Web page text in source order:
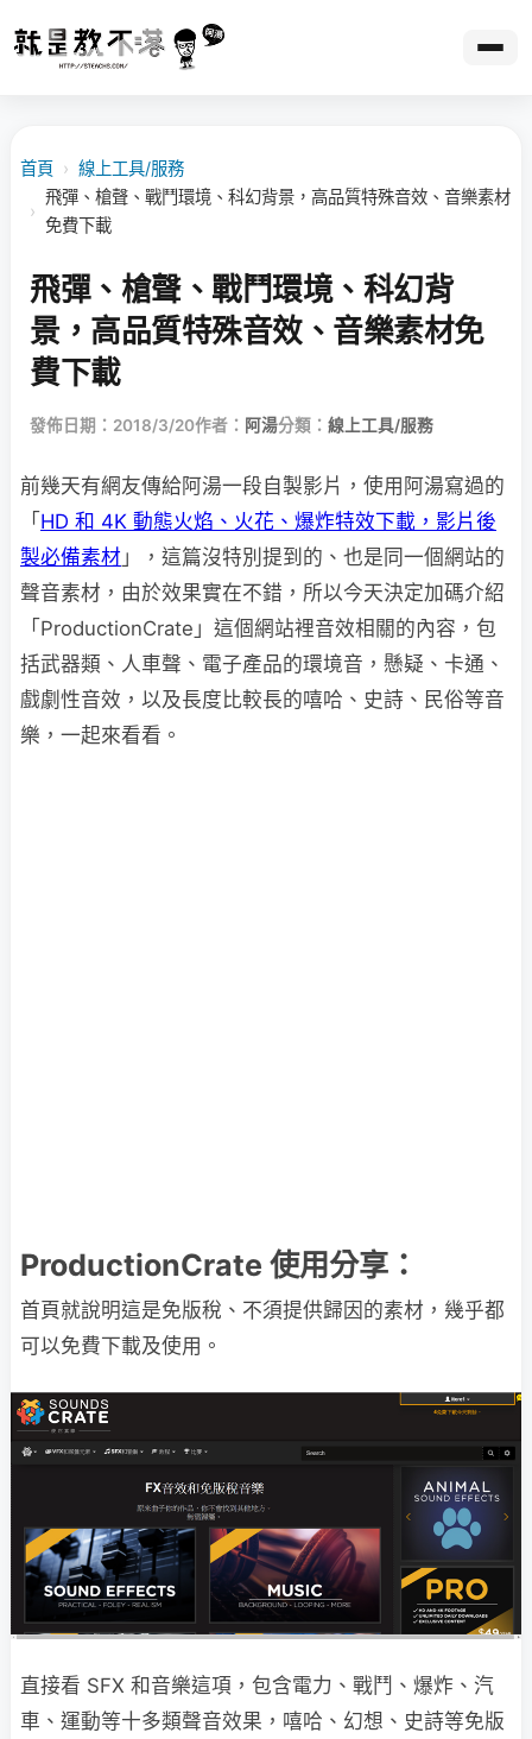
首頁 › 線上工具/服務
›
飛彈、槍聲、戰鬥環境、科幻背景，高品質特殊音效、音樂素材
免費下載
飛彈、槍聲、戰鬥環境、科幻背
景，高品質特殊音效、音樂素材免
費下載
發佈日期：2018/3/20作者： 阿湯分類： 線上工具/服務
前幾天有網友傳給阿湯一段自製影片，使用阿湯寫過的
「 HD 和 4K 動態火焰、火花、爆炸特效下載，影片後
製必備素材 」，這篇沒特別提到的、也是同一個網站的
聲音素材，由於效果實在不錯，所以今天決定加碼介紹
「ProductionCrate」這個網站裡音效相關的內容，包
括武器類、人車聲、電子產品的環境音，懸疑、卡通、
戲劇性音效，以及長度比較長的嘻哈、史詩、民俗等音
樂，一起來看看。
ProductionCrate 使用分享：
首頁就說明這是免版稅、不須提供歸因的素材，幾乎都
可以免費下載及使用。
直接看 SFX 和音樂這項，包含電力、戰鬥、爆炸、汽
車、運動等十多類聲音效果，嘻哈、幻想、史詩等免版